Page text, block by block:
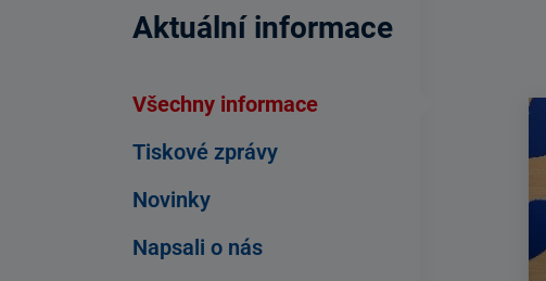
Aktuální informace
Všechny informace
Tiskové zprávy
Novinky
Napsali o nás